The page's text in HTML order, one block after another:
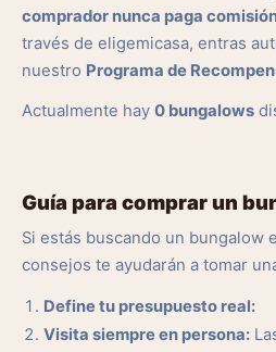
comprador nunca paga
través de eligemicasa, entras
nuestro Programa de
Actualmente hay 0 bungalows
Guía para comprar un
Si estás buscando un bungalow
consejos te ayudarán a tomar
Define tu presupuesto real:
Visita siempre en persona: